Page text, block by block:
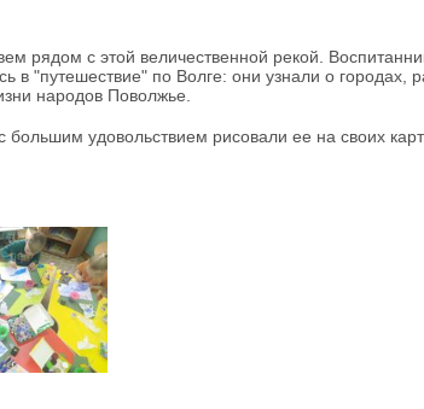
рядом с этой величественной рекой.
в "путешествие" по Волге: они узнали о городах,
народов Поволжье.
удовольствием рисовали ее на своих